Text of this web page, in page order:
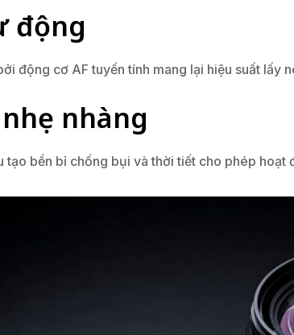
động
động cơ AF tuyến tính mang lại hiệu suất lấy
nhàng
tạo bền bỉ chống bụi và thời tiết cho phép